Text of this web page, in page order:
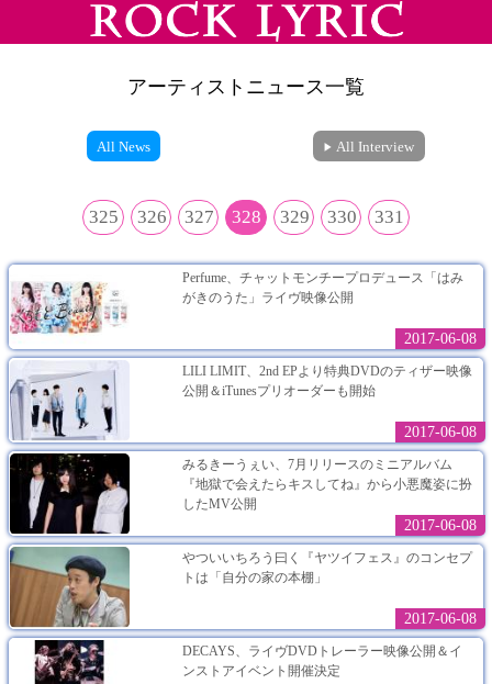
アーティストニュース一覧
All News All Interview
325 326 327 328 329 330 331
Perfume、チャットモンチープロデュース「はみ
がきのうた」ライヴ映像公開
2017-06-08
LILI LIMIT、2nd EPより特典DVDのティザー映像
公開＆iTunesプリオーダーも開始
2017-06-08
みるきーうぇい、7月リリースのミニアルバム
『地獄で会えたらキスしてね』から小悪魔姿に扮
したMV公開
2017-06-08
やついいちろう曰く『ヤツイフェス』のコンセプ
トは「自分の家の本棚」
2017-06-08
DECAYS、ライヴDVDトレーラー映像公開＆イ
ンストアイベント開催決定